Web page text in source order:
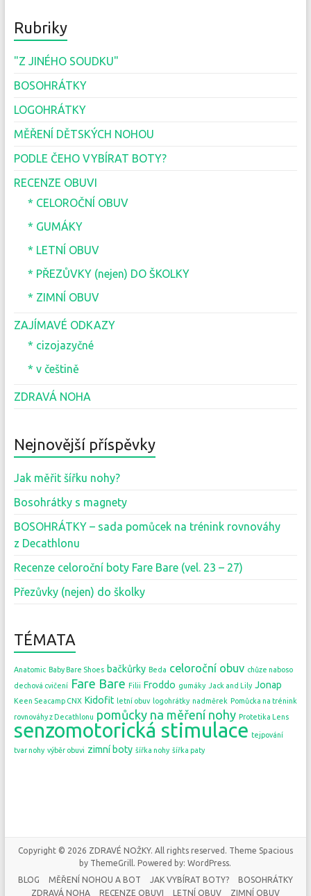
Rubriky
"Z JINÉHO SOUDKU"
BOSOHRÁTKY
LOGOHRÁTKY
MĚŘENÍ DĚTSKÝCH NOHOU
PODLE ČEHO VYBÍRAT BOTY?
RECENZE OBUVI
* CELOROČNÍ OBUV
* GUMÁKY
* LETNÍ OBUV
* PŘEZŮVKY (nejen) DO ŠKOLKY
* ZIMNÍ OBUV
ZAJÍMAVÉ ODKAZY
* cizojazyčné
* v češtině
ZDRAVÁ NOHA
Nejnovější příspěvky
Jak měřit šířku nohy?
Bosohrátky s magnety
BOSOHRÁTKY – sada pomůcek na trénink rovnováhy
z Decathlonu
Recenze celoroční boty Fare Bare (vel. 23 – 27)
Přezůvky (nejen) do školky
TÉMATA
Anatomic Baby Bare Shoes bačkůrky Beda celoroční obuv chůze naboso
dechová cvičení Fare Bare Filii Froddo gumáky Jack and Lily Jonap
Keen Seacamp CNX Kidofit letní obuv logohrátky nadměrek Pomůcka na trénink
rovnováhy z Decathlonu pomůcky na měření nohy Protetika Lens
senzomotorická stimulace tejpování
tvar nohy výběr obuvi zimní boty šířka nohy šířka paty
Copyright © 2026 ZDRAVÉ NOŽKY. All rights reserved. Theme Spacious
by ThemeGrill. Powered by:WordPress.
BLOG
MĚŘENÍ NOHOU A BOT JAK VYBÍRAT BOTY?
BOSOHRÁTKY
ZDRAVÁ NOHA
RECENZE OBUVI LETNÍ OBUV ZIMNÍ OBUV